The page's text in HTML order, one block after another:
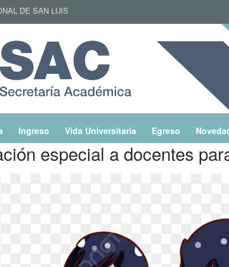
DE SAN LUIS
Ingreso Vida Universitaria Egreso
especial a docentes